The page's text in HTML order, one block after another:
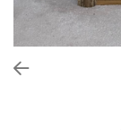
Sacouri
Tricouri
Traditional